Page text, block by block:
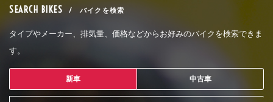
SEARCH BIKES / バイクを検索
タイプやメーカー、排気量、価格などからお好みのバイクを検索できま
す。
新車 中古車